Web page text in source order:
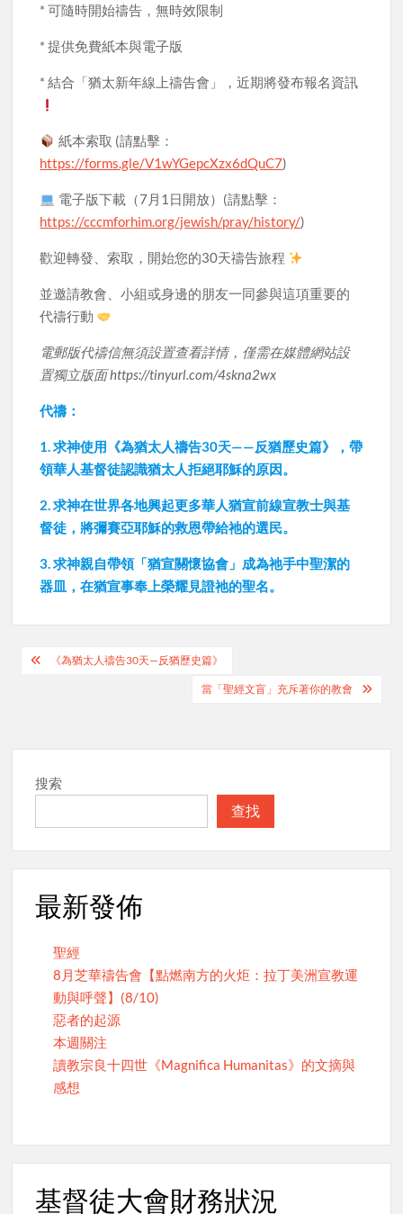
* 可隨時開始禱告，無時效限制
* 提供免費紙本與電子版
* 結合「猶太新年線上禱告會」，近期將發布報名資訊
紙本索取 (請點擊：
https://forms.gle/V1wYGepcXzx6dQuC7)
電子版下載（7月1日開放）(請點擊：
https://cccmforhim.org/jewish/pray/history/)
歡迎轉發、索取，開始您的30天禱告旅程
並邀請教會、小組或身邊的朋友一同參與這項重要的
代禱行動
電郵版代禱信無須設置查看詳情， 僅需在媒體網站設
置獨立版面 https://tinyurl.com/4skna2wx
代禱：
1. 求神使用《為猶太人禱告30天——反猶歷史篇》，帶
領華人基督徒認識猶太人拒絕耶穌的原因。
2. 求神在世界各地興起更多華人猶宣前線宣教士與基
督徒，將彌賽亞耶穌的救恩帶給祂的選民。
3. 求神親自帶領「猶宣關懷協會」成為祂手中聖潔的
器皿，在猶宣事奉上榮耀見證祂的聖名。
Post《為猶太人禱告30天—反猶歷史篇》
當「聖經文盲」充斥著你的教會
搜索
查找
最新發佈
聖經
8月芝華禱告會【點燃南方的火炬：拉丁美洲宣教運
動與呼聲】(8/10)
惡者的起源
本週關注
讀教宗良十四世《Magnifica Humanitas》的文摘與
感想
基督徒大會財務狀況